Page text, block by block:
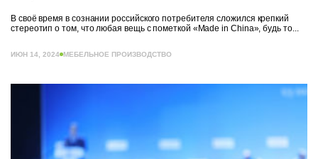
В своё время в сознании российского потребителя сложился крепкий
стереотип о том, что любая вещь с пометкой «Made in China», будь то...
ИЮН 14, 2024 МЕБЕЛЬНОЕ ПРОИЗВОДСТВО